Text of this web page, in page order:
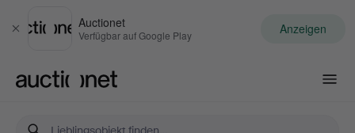
Schließen
Auctionet
Verfügbar auf Google Play Anzeigen